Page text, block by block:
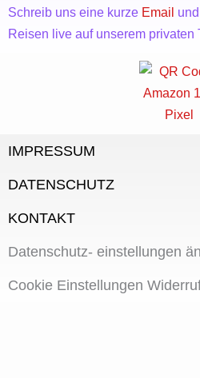
Schreib uns eine kurze Email
Reisen live auf unserem privaten
IMPRESSUM
DATENSCHUTZ
KONTAKT
Datenschutz- einstellungen
Cookie Einstellungen